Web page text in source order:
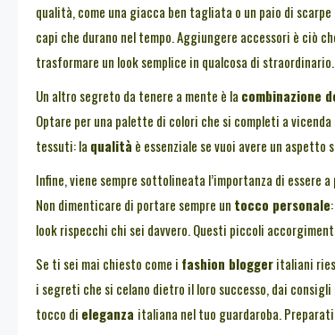
qualità, come una giacca ben tagliata o un paio di
capi che durano nel tempo. Aggiungere accessori è ciò
trasformare un look semplice in qualcosa di straordinario.
Un altro segreto da tenere a mente è la combinazione
Optare per una palette di colori che si completi a
tessuti: la qualità è essenziale se vuoi avere un aspetto
Infine, viene sempre sottolineata l’importanza di
Non dimenticare di portare sempre un tocco personale
look rispecchi chi sei davvero. Questi piccoli
Se ti sei mai chiesto come i fashion bloggeritaliani
i segreti che si celano dietro il loro successo, dai
tocco di eleganza italiana nel tuo guardaroba.